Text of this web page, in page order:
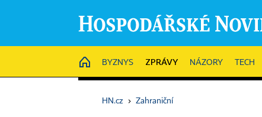
HOME
BYZNYS ZPRÁVY NÁZORY TECH
HN.cz › Zahraniční